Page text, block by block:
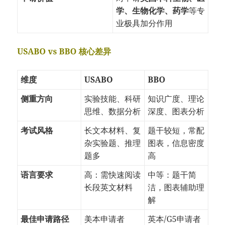
学、生物化学、药学等专
业极具加分作用
USABO vs BBO 核心差异
维度 USABO
BBO
侧重方向
实验技能、科研
思维、数据分析
知识广度、理论
深度、图表分析
考试风格
长文本材料、复
杂实验题、推理
题多
题干较短，常配
图表，信息密度
高
语言要求
高：需快速阅读
长段英文材料
中等：题干简
洁，图表辅助理
解
最佳申请路径
美本申请者 英本/G5申请者